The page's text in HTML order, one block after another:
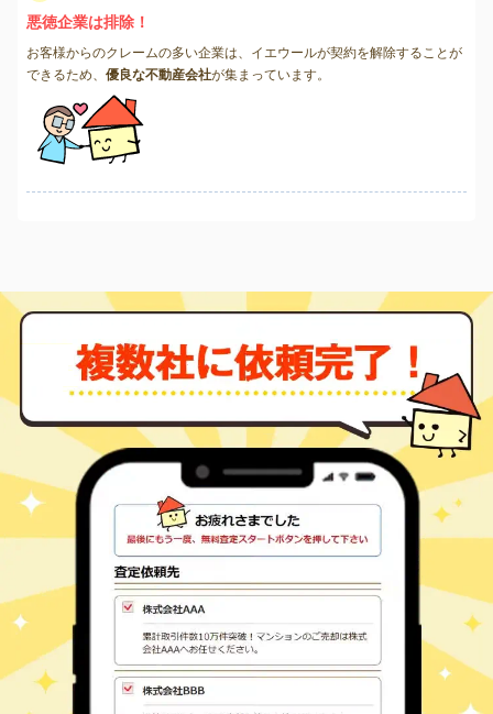
悪徳企業は排除！
お客様からのクレームの多い企業は、イエウールが契約を解除することが
できるため、 優良な不動産会社が集まっています。